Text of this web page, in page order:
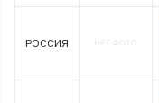
РОССИЯ